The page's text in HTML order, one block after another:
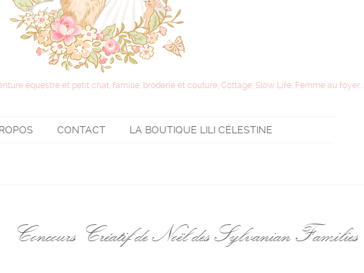
équestre et petit chat, famille, broderie et couture, Cottage, Slow Life, Femme au foyer...
CONTACT LA BOUTIQUE LILI CÉLESTINE
Concours Créatif de Noël des Sylvanian Families